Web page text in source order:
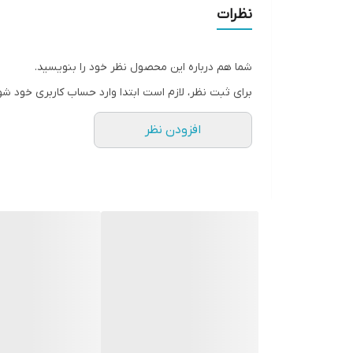
گارانتی
نظرات
شما هم درباره این محصول نظر خود را بنویسید.
برای ثبت نظر، لازم است ابتدا وارد حساب کاربری خود
افزودن نظر